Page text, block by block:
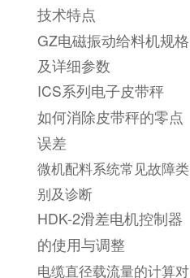
技术特点
GZ电磁振动给料机规格
及详细参数
ICS系列电子皮带秤
如何消除皮带秤的零点
误差
微机配料系统常见故障类
别及诊断
HDK-2滑差电机控制器
的使用与调整
电缆直径载流量的计算对